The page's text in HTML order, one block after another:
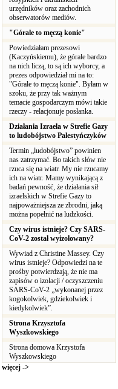
urzędników oraz zachodnich
obserwatorów mediów.
"Górale to męczą konie"
Powiedziałam prezesowi
(Kaczyńskiemu), że górale bardzo
na nich liczą, to są ich wyborcy, a
prezes odpowiedział mi na to:
"Górale to męczą konie". Byłam w
szoku, że przy tak ważnym
temacie gospodarczym mówi takie
rzeczy - relacjonuje posłanka.
Działania Izraela w Strefie Gazy
to ludobójstwo Palestyńczyków
Termin „ludobójstwo” powinien
nas zatrzymać. Bo takich słów nie
rzuca się na wiatr. My nie rzucamy
ich na wiatr. Mamy wynikającą z
badań pewność, że działania sił
izraelskich w Strefie Gazy to
najpoważniejsza ze zbrodni, jaką
można popełnić na ludzkości.
Czy wirus istnieje? Czy SARS-
CoV-2 został wyizolowany?
Wywiad z Christine Massey. Czy
wirus istnieje? Odpowiedzi na te
prośby potwierdzają, że nie ma
zapisów o izolacji / oczyszczeniu
SARS-CoV-2 „wykonanej przez
kogokolwiek, gdziekolwiek i
kiedykolwiek”.
Strona Krzysztofa
Wyszkowskiego
Strona domowa Krzystofa
Wyszkowskiego
więcej ->